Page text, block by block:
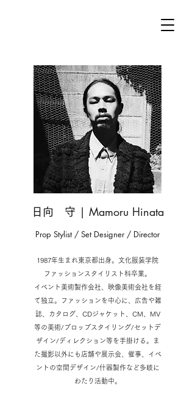
日向 守 | Mamoru Hinata
Prop Stylist / Set Designer​ / Director
1987年生まれ東京都出身。文化服装学院
ファッションスタイリスト科卒業。
イベント美術製作会社、映像美術会社を経
て独立。ファッションを中心に、広告や雑
誌、カタログ、CDジャケット、CM、MV
等の美術/プロップスタイリング/セットデ
ザイン/ディレクション等を手掛ける。ま
た撮影以外にも店舗や展示会、催事、イベ
ントの空間デザイン/什器製作など多岐に
わたり活動中。